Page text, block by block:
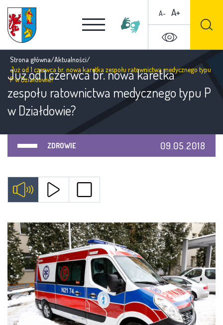
A- A+
Strona główna/Aktualności/
Już od 1 czerwca br. nowa karetka zespołu ratownictwa medycznego typu
P w Działdowie?
Już od 1 czerwca br. nowa karetka
zespołu ratownictwa medycznego typu P
w Działdowie?
ZDROWIE 09.05.2018